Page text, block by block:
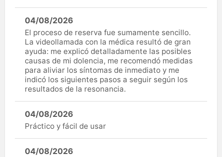
04/08/2026
El proceso de reserva fue sumamente sencillo.
La videollamada con la médica resultó de gran
ayuda: me explicó detalladamente las posibles
causas de mi dolencia, me recomendó medidas
para aliviar los síntomas de inmediato y me
indicó los siguientes pasos a seguir según los
resultados de la resonancia.
04/08/2026
Práctico y fácil de usar
04/08/2026